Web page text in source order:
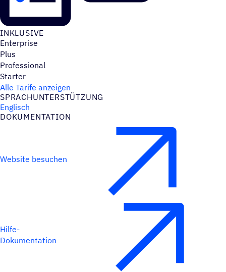
INKLU­SIVE
Enterprise
Plus
Professional
Starter
Alle Tarife anzeigen
SPRACH­UN­TER­STÜT­ZUNG
Englisch
DOKU­MEN­TA­TION
Website besuchen
Hilfe-
Dokumentation